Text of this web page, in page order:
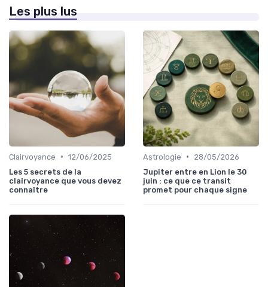
Les plus lus
Clairvoyance • 12/06/2025
Les 5 secrets de la
clairvoyance que vous devez
connaître
Astrologie •
28/05/2026
Jupiter entre en Lion le 30
juin : ce que ce transit
promet pour chaque signe